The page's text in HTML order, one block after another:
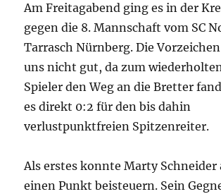
Am Freitagabend ging es in der
gegen die 8. Mannschaft vom SC
Tarrasch Nürnberg. Die
uns nicht gut, da zum
Spieler den Weg an die Bretter
es direkt 0:2 für den bis dahin
verlustpunktfreien Spitzenreiter.
Als erstes konnte Marty Schneider
einen Punkt beisteuern. Sein